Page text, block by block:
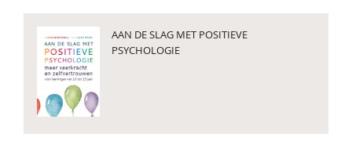
AAN DE SLAG MET POSITIEVE
PSYCHOLOGIE